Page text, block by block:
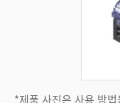
*제품 사진은 사용 방